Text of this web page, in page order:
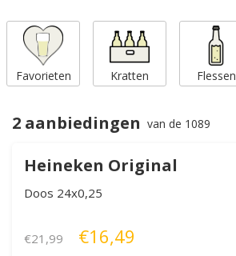
Favorieten Kratten Flessen
2 aanbiedingen van de 1089
Heineken Original
Doos 24x0,25
€21,99 €16,49